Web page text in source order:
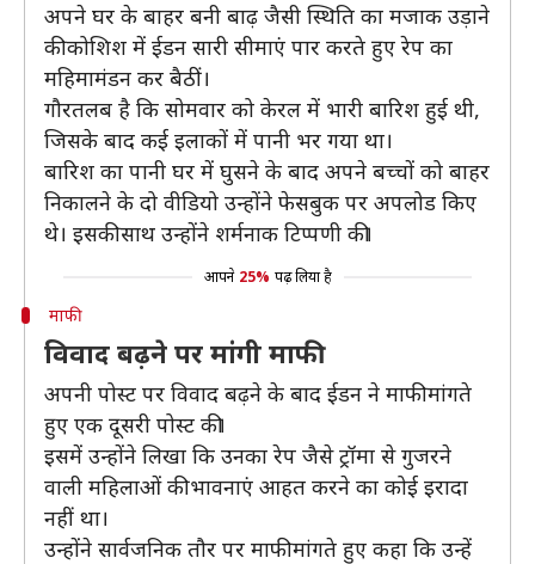
अपने घर के बाहर बनी बाढ़ जैसी स्थिति का मजाक उड़ाने
की कोशिश में ईडन सारी सीमाएं पार करते हुए रेप का
महिमामंडन कर बैठीं।
गौरतलब है कि सोमवार को केरल में भारी बारिश हुई थी,
जिसके बाद कई इलाकों में पानी भर गया था।
बारिश का पानी घर में घुसने के बाद अपने बच्चों को बाहर
निकालने के दो वीडियो उन्होंने फेसबुक पर अपलोड किए
थे। इसकी साथ उन्होंने शर्मनाक टिप्पणी की।
आपने 25% पढ़ लिया है
माफी
विवाद बढ़ने पर मांगी माफी
अपनी पोस्ट पर विवाद बढ़ने के बाद ईडन ने माफी मांगते
हुए एक दूसरी पोस्ट की।
इसमें उन्होंने लिखा कि उनका रेप जैसे ट्रॉमा से गुजरने
वाली महिलाओं की भावनाएं आहत करने का कोई इरादा
नहीं था।
उन्होंने सार्वजनिक तौर पर माफी मांगते हुए कहा कि उन्हें